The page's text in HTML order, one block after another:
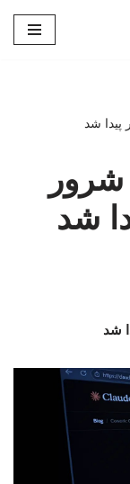
شد
شد
شد